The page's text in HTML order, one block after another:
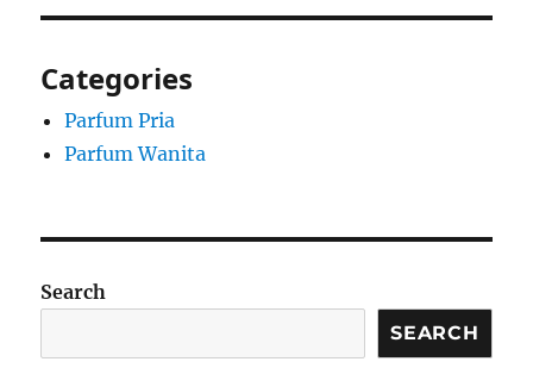
Categories
Parfum Pria
Parfum Wanita
Search
SEARCH